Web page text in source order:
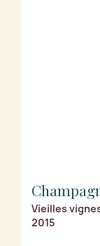
Vieilles
2015